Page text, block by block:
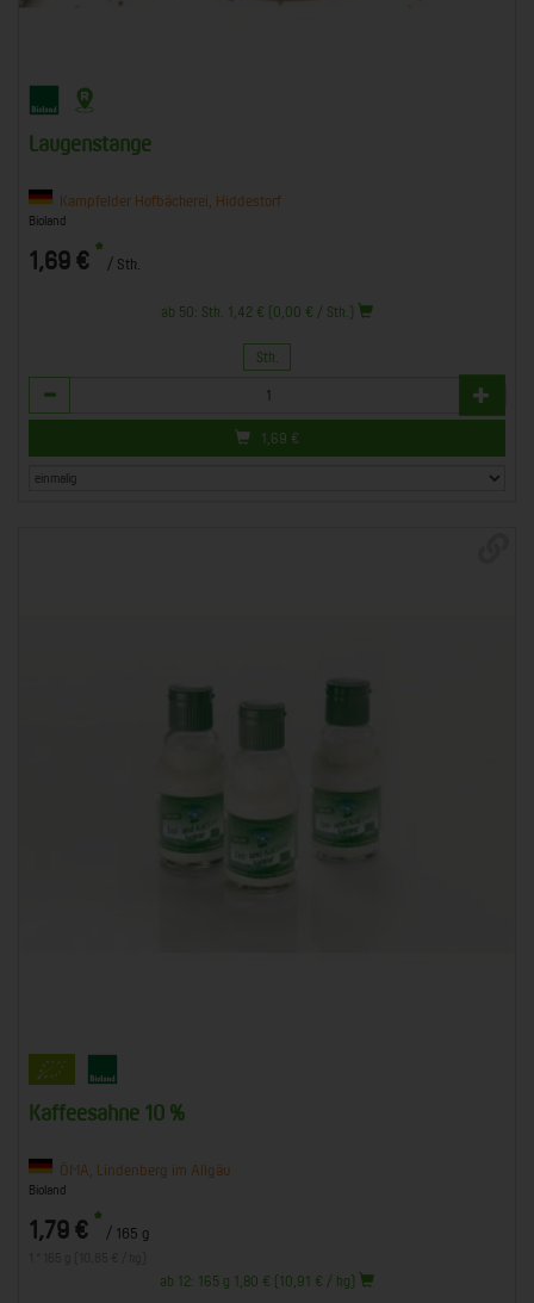
Laugenstange
Kampfelder Hofbäckerei, Hiddestorf
Bioland
1,69 € * / Stk.
ab 50: Stk. 1,42 € (0,00 € / Stk.)
Stk.
Anzahl
1,69 €
Kaffeesahne 10 %
ÖMA, Lindenberg im Allgäu
Bioland
1,79 € * / 165 g
ab 12: 165 g 1,80 € (10,91 € / kg)